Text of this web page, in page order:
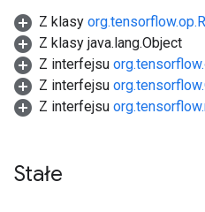
Z klasy
Z klasy java.lang.Object
Z interfejsu
Z interfejsu
Z interfejsu
Stałe